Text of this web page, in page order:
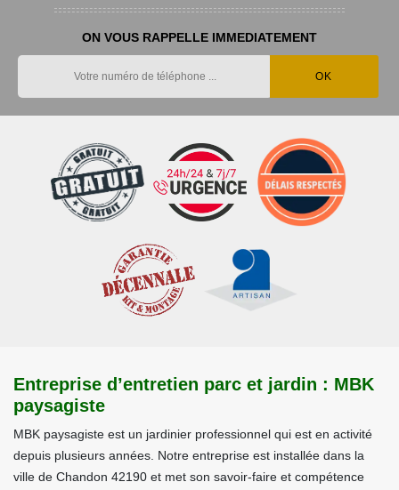
ON VOUS RAPPELLE IMMEDIATEMENT
Entreprise d’entretien parc et jardin : MBK
paysagiste
MBK paysagiste est un jardinier professionnel qui est en activité
depuis plusieurs années. Notre entreprise est installée dans la
ville de Chandon 42190 et met son savoir-faire et compétence